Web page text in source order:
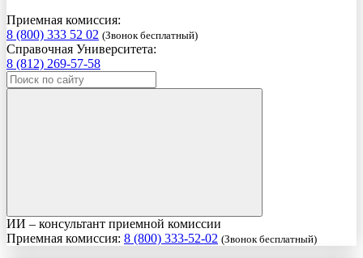
Приемная комиссия:
8 (800) 333 52 02 (Звонок бесплатный)
Справочная Университета:
8 (812) 269-57-58
ИИ – консультант приемной комиссии
Приемная комиссия: 8 (800) 333-52-02 (Звонок бесплатный)